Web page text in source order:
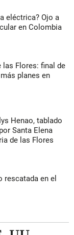
eléctrica? Ojo a
en Colombia
las Flores: final de
planes en
Henao, tablado
Santa Elena
de las Flores
rescatada en el